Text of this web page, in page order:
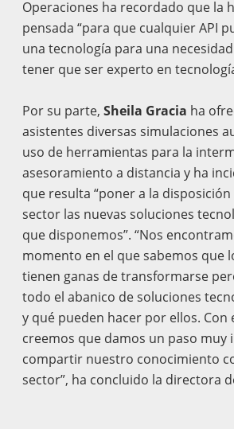
Operaciones ha recordado que la
pensada “para que cualquier API
una tecnología para una
tener que ser experto en
Por su parte, Sheila Gracia ha
asistentes diversas simulaciones
uso de herramientas para la
asesoramiento a distancia y ha
que resulta “poner a la
sector las nuevas soluciones
que disponemos”. “Nos
momento en el que sabemos que
tienen ganas de transformarse
todo el abanico de soluciones
y qué pueden hacer por ellos. Con
creemos que damos un paso
compartir nuestro conocimiento
sector”, ha concluido la directora